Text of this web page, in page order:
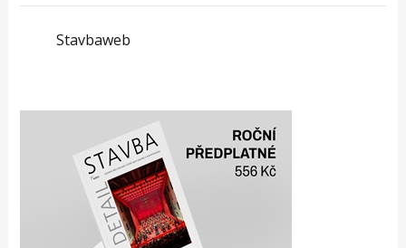
Stavbaweb